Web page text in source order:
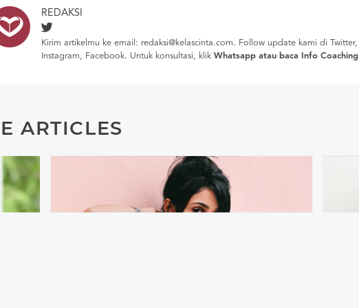
REDAKSI
Kirim artikelmu ke email: redaksi@kelascinta.com. Follow update kami di Twitter,
Instagram
Facebook. Untuk konsultasi, klik Whatsapp atau baca Info Coaching
ARTICLES